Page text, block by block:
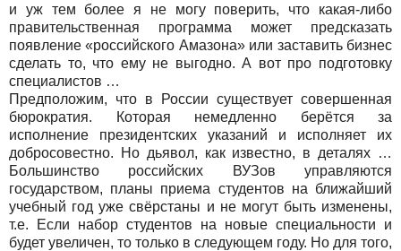
и уж тем более я не могу поверить, что какая-либо
правительственная программа может предсказать
появление «российского Амазона» или заставить бизнес
сделать то, что ему не выгодно. А вот про подготовку
специалистов …
Предположим, что в России существует совершенная
бюрократия. Которая немедленно берётся за
исполнение президентских указаний и исполняет их
добросовестно. Но дьявол, как известно, в деталях …
Большинство российских ВУЗов управляются
государством, планы приема студентов на ближайший
учебный год уже свёрстаны и не могут быть изменены,
т.е. Если набор студентов на новые специальности и
будет увеличен, то только в следующем году. Но для того,